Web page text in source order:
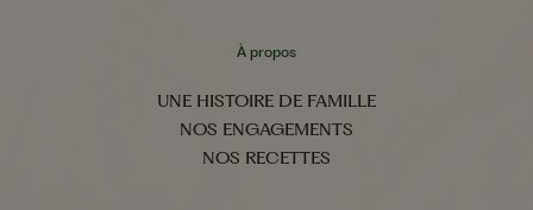
À propos
UNE HISTOIRE DE FAMILLE
NOS ENGAGEMENTS
NOS RECETTES